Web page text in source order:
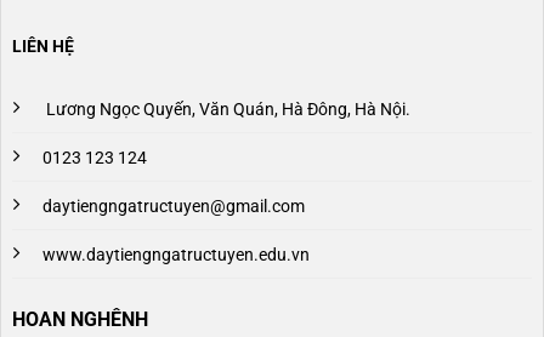
LIÊN HỆ
Lương Ngọc Quyến, Văn Quán, Hà Đông, Hà Nội.
0123 123 124
daytiengngatructuyen@gmail.com
www.daytiengngatructuyen.edu.vn
HOAN NGHÊNH